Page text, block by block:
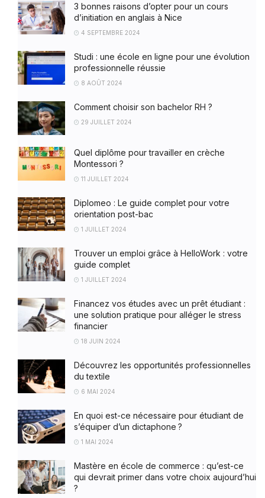
3 bonnes raisons d’opter pour un cours
d’initiation en anglais à Nice
4 SEPTEMBRE 2024
Studi : une école en ligne pour une évolution
professionnelle réussie
8 AOÛT 2024
Comment choisir son bachelor RH ?
29 JUILLET 2024
Quel diplôme pour travailler en crèche
Montessori ?
11 JUILLET 2024
Diplomeo : Le guide complet pour votre
orientation post-bac
1 JUILLET 2024
Trouver un emploi grâce à HelloWork : votre
guide complet
1 JUILLET 2024
Financez vos études avec un prêt étudiant :
une solution pratique pour alléger le stress
financier
18 JUIN 2024
Découvrez les opportunités professionnelles
du textile
6 MAI 2024
En quoi est-ce nécessaire pour étudiant de
s’équiper d’un dictaphone ?
1 MAI 2024
Mastère en école de commerce : qu’est-ce
qui devrait primer dans votre choix aujourd’hui
?